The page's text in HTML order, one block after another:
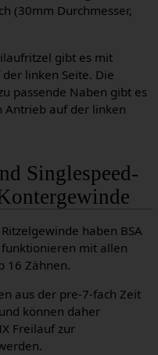
(30mm Durchmesser,
gibt es mit
linken Seite. Die
passende Naben gibt es
Antrieb auf der linken
Singlespeed-
haben BSA
funktionieren mit allen
16 Zähnen.
aus der pre-7-fach Zeit
können daher
Freilauf zur